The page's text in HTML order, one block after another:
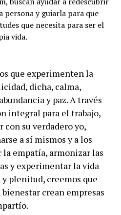
persona y guiarla para que
que necesita para ser el
vida.
que experimenten la
dicha, calma,
y paz. A través
integral para el trabajo,
con su verdadero yo,
a sí mismos y a los
la empatía, armonizar las
y experimentar la vida
plenitud, creemos que
crean empresas